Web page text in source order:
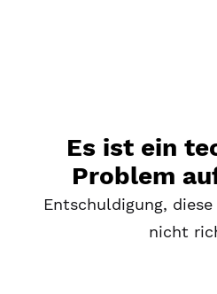
Es ist ein
Problem
Entschuldigung,
nicht